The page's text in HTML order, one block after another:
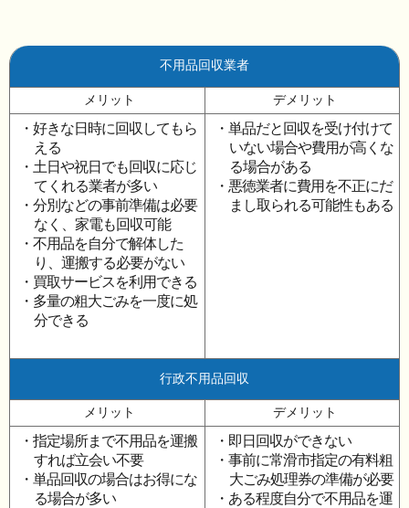
不用品回収業者
メリット デメリット
・好きな日時に回収してもら
える
・土日や祝日でも回収に応じ
てくれる業者が多い
・分別などの事前準備は必要
なく、家電も回収可能
・不用品を自分で解体した
り、運搬する必要がない
・買取サービスを利用できる
・多量の粗大ごみを一度に処
分できる
・単品だと回収を受け付けて
いない場合や費用が高くな
る場合がある
・悪徳業者に費用を不正にだ
まし取られる可能性もある
行政不用品回収
メリット デメリット
・指定場所まで不用品を運搬
すれば立会い不要
・単品回収の場合はお得にな
る場合が多い
・即日回収ができない
・事前に常滑市指定の有料粗
大ごみ処理券の準備が必要
・ある程度自分で不用品を運